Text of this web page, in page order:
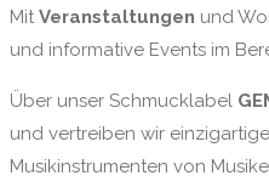
Mit Veranstaltungen und
und informative Events im
Über unser Schmucklabel
und vertreiben wir
Musikinstrumenten von